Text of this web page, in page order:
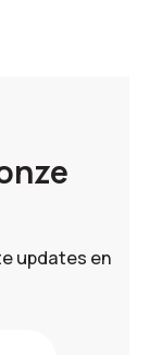
updates en